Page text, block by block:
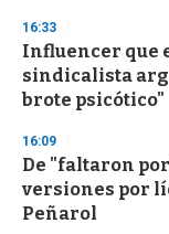
s
e
c
o
n
16:33
Influencer que
sindicalista
brote psicótico"
16:09
De "faltaron
versiones por
Peñarol